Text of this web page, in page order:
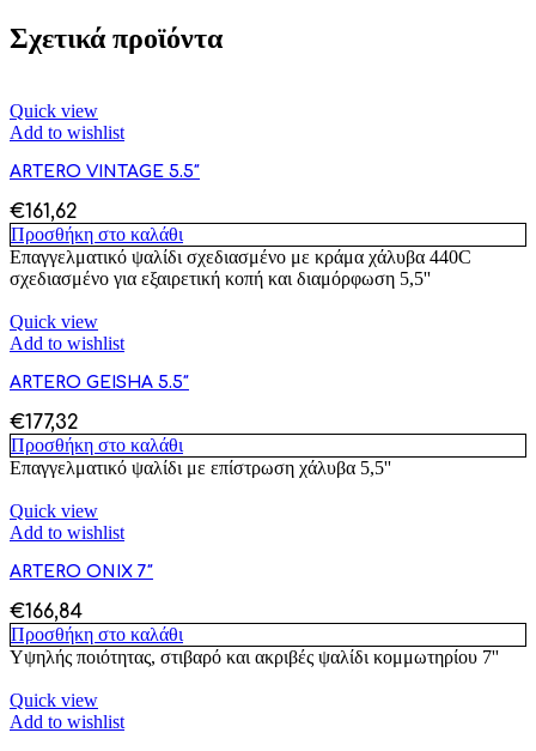
Σχετικά προϊόντα
Quick view
Add to wishlist
ARTERO VINTAGE 5.5″
€161,62
Προσθήκη στο καλάθι
Επαγγελματικό ψαλίδι σχεδιασμένο με κράμα χάλυβα 440C
σχεδιασμένο για εξαιρετική κοπή και διαμόρφωση 5,5''
Quick view
Add to wishlist
ARTERO GEISHA 5.5″
€177,32
Προσθήκη στο καλάθι
Επαγγελματικό ψαλίδι με επίστρωση χάλυβα 5,5''
Quick view
Add to wishlist
ARTERO ONIX 7″
€166,84
Προσθήκη στο καλάθι
Υψηλής ποιότητας, στιβαρό και ακριβές ψαλίδι κομμωτηρίου 7''
Quick view
Add to wishlist